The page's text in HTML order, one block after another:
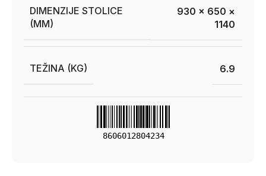
DIMENZIJE STOLICE
(MM)
930 × 650 ×
1140
TEŽINA (KG) 6.9
8606012804234